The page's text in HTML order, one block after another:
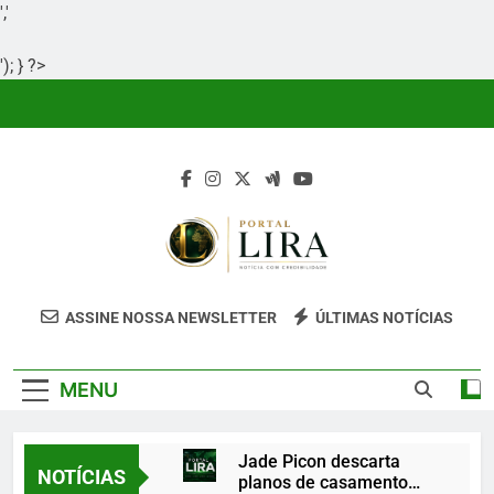
','
'); } ?>
Portal Lira
Portal Lira É Um Site Informativo
Clareza, Responsabilidade E Uma Boa
ASSINE NOSSA NEWSLETTER ÚLTIMAS NOTÍCIAS
MENU
NOTÍCIAS
Jade Picon descarta
planos de casamento